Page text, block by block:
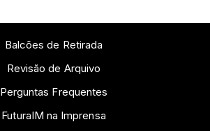
Balcões de Retirada
Revisão de Arquivo
Perguntas Frequentes
FuturaIM na Imprensa